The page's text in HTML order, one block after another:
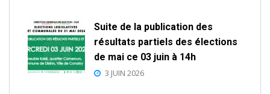
Suite de la publication des
résultats partiels des élections
de mai ce 03 juin à 14h
3 JUIN 2026